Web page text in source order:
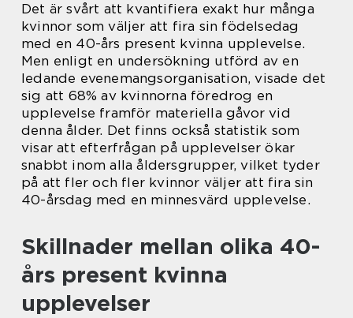
Det är svårt att kvantifiera exakt hur många
kvinnor som väljer att fira sin födelsedag
med en 40-års present kvinna upplevelse.
Men enligt en undersökning utförd av en
ledande evenemangsorganisation, visade det
sig att 68% av kvinnorna föredrog en
upplevelse framför materiella gåvor vid
denna ålder. Det finns också statistik som
visar att efterfrågan på upplevelser ökar
snabbt inom alla åldersgrupper, vilket tyder
på att fler och fler kvinnor väljer att fira sin
40-årsdag med en minnesvärd upplevelse.
Skillnader mellan olika 40-
års present kvinna
upplevelser